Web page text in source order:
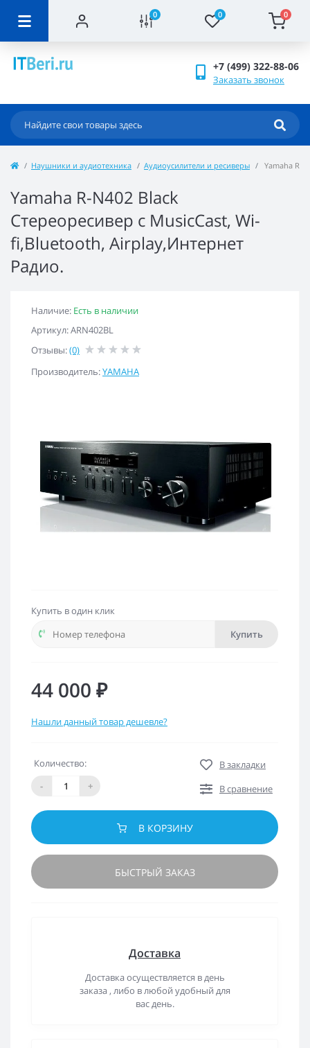
0 0 0
+7 (499) 322-88-06
Заказать звонок
Наушники и аудиотехника Аудиоусилители и ресиверы Yamaha R-
Yamaha R-N402 Black
Стереоресивер с MusicCast, Wi-
fi,Bluetooth, Airplay,Интернет
Радио.
Наличие: Есть в наличии
Артикул: ARN402BL
Отзывы:(0)
Производитель:YAMAHA
Купить в один клик
Купить
44 000 ₽
Нашли данный товар дешевле?
Количество:
-
+
В закладки
В сравнение
В КОРЗИНУ
БЫСТРЫЙ ЗАКАЗ
Доставка
Доставка осуществляется в день
заказа , либо в любой удобный для
вас день.